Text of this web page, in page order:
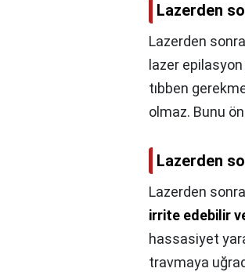
Lazerden
Lazerden
lazer
tıbben
olmaz. Bunu
Lazerden
Lazerden
irrite edebilir
hassasiyet
travmaya